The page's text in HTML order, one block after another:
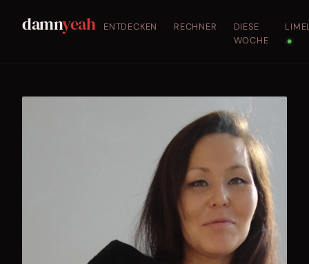
damnyeah ENTDECKEN RECHNER
DIESE
WOCHE
●